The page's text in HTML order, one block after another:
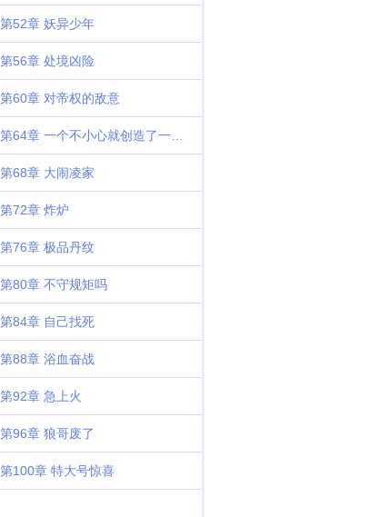
第52章 妖异少年
第56章 处境凶险
第60章 对帝权的敌意
第64章 一个不小心就创造了一个新纪录
第68章 大闹凌家
第72章 炸炉
第76章 极品丹纹
第80章 不守规矩吗
第84章 自己找死
第88章 浴血奋战
第92章 急上火
第96章 狼哥废了
第100章 特大号惊喜